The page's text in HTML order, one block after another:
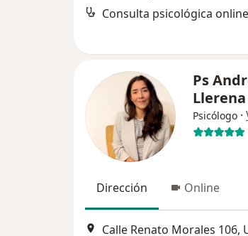
Consulta psicológica online
Ps
Llerena
Psicólogo ·
Dirección Online